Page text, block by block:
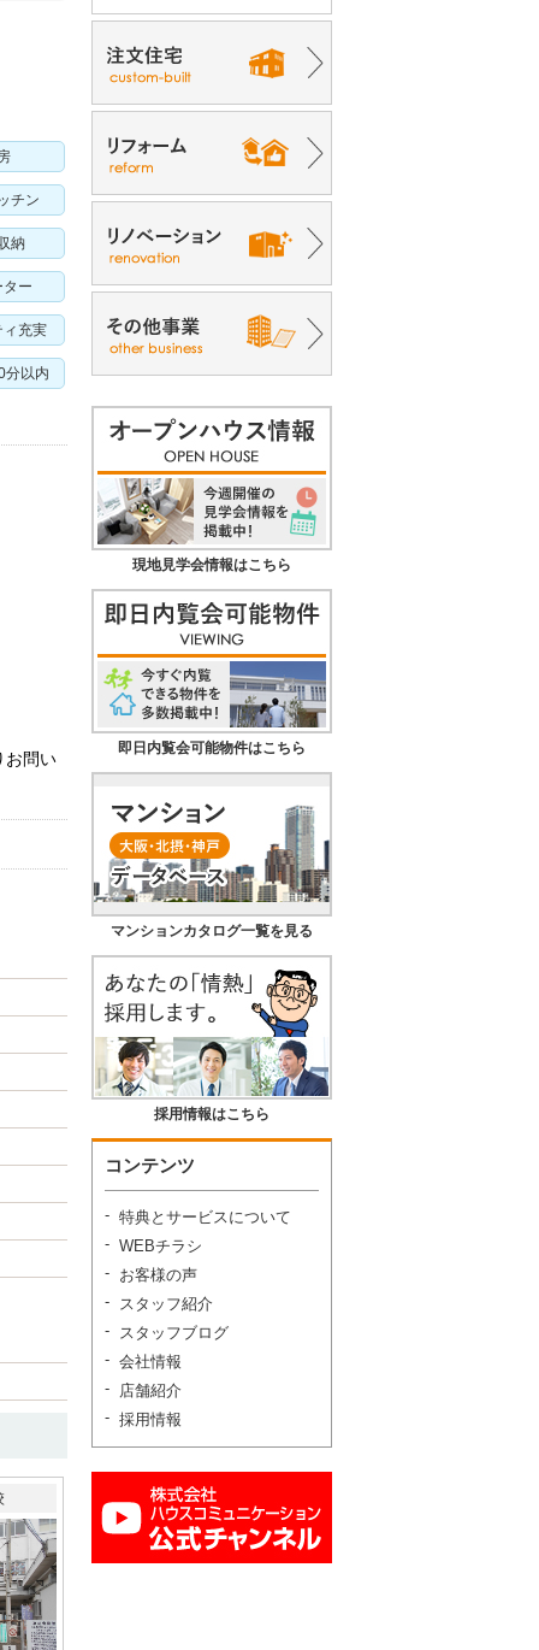
チン
納
ー
充実
分以内
お問い
現地見学会情報はこちら
即日内覧会可能物件はこちら
マンションカタログ一覧を見る
採用情報はこちら
コンテンツ
特典とサービスについて
WEBチラシ
お客様の声
スタッフ紹介
スタッフブログ
会社情報
店舗紹介
採用情報